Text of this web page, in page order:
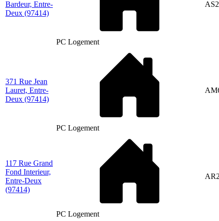
Bardeur, Entre-
Deux (97414)
PC Logement
371 Rue Jean
Lauret, Entre-
Deux (97414)
PC Logement
117 Rue Grand
Fond Interieur,
Entre-Deux
(97414)
PC Logement